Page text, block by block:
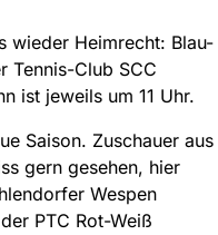
wieder Heimrecht: Blau-
Tennis-Club SCC
ist jeweils um 11 Uhr.
Saison. Zuschauer aus
gern gesehen, hier
Wespen
PTC Rot-Weiß